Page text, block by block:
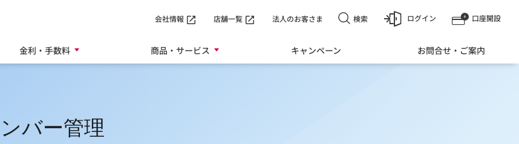
口座開設
ログイン
金利・手数料 商品・サービス キャンペーン お問合せ・ご案内
会社情報 店舗一覧 法人のお客さま 検索
バー管理